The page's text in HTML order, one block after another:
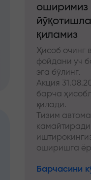
оширимиз
қиламиз
Ҳисоб очинг
фойдани уч
эга бўлинг.
Акция
барча
қилади.
Тизим
оширишга
Барчасини